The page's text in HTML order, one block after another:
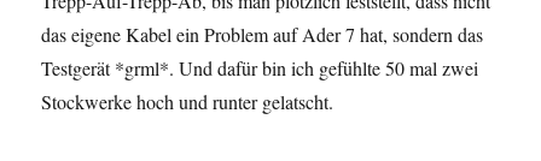
das eigene Kabel ein Problem auf Ader 7 hat, sondern das
Testgerät *grml*. Und dafür bin ich gefühlte 50 mal zwei
Stockwerke hoch und runter gelatscht.